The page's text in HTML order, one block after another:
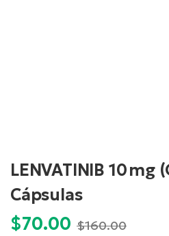
LENVATINIB 10 mg
Cápsulas
$70.00 Current
$160.00